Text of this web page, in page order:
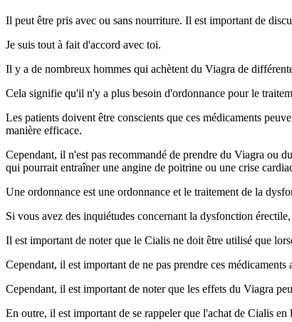
Il peut être pris avec ou sans nourriture. Il est important de
Je suis tout à fait d'accord avec toi.
Il y a de nombreux hommes qui achètent du Viagra de
Cela signifie qu'il n'y a plus besoin d'ordonnance pour le
Les patients doivent être conscients que ces médicaments
manière efficace.
Cependant, il n'est pas recommandé de prendre du Viagra ou
qui pourrait entraîner une angine de poitrine ou une crise
Une ordonnance est une ordonnance et le traitement de la
Si vous avez des inquiétudes concernant la dysfonction
Il est important de noter que le Cialis ne doit être utilisé que
Cependant, il est important de ne pas prendre ces
Cependant, il est important de noter que les effets du Viagra
En outre, il est important de se rappeler que l'achat de Cialis